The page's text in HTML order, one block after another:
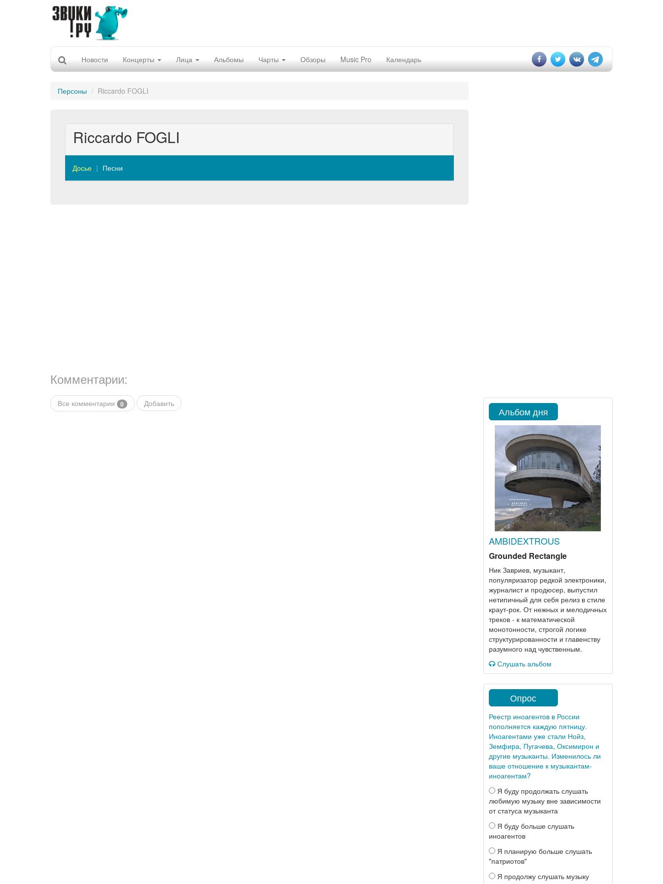
Новости Концерты Лица Альбомы Чарты Обзоры Music Pro Календарь
Персоны Riccardo FOGLI
Riccardo FOGLI
Досье Песни
Комментарии:
Все комментарии 0 Добавить
Альбом дня
AMBIDEXTROUS
Grounded Rectangle
Ник Завриев, музыкант,
популяризатор редкой электроники,
журналист и продюсер, выпустил
нетипичный для себя релиз в стиле
краут-рок. От нежных и мелодичных
треков - к математической
монотонности, строгой логике
структурированности и главенству
разумного над чувственным.
Слушать альбом
Опрос
Реестр иноагентов в России
пополняется каждую пятницу.
Иноагентами уже стали Нойз,
Земфира, Пугачева, Оксимирон и
другие музыканты. Изменилось ли
ваше отношение к музыкантам-
иноагентам?
Я буду продолжать слушать
любимую музыку вне зависимости
от статуса музыканта
Я буду больше слушать
иноагентов
Я планирую больше слушать
"патриотов"
Я продолжу слушать музыку